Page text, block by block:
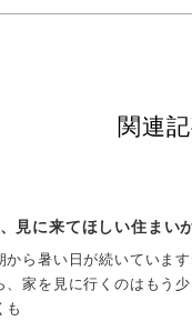
関連
見に来てほしい住まい
から暑い日が続いていま
、家を見に行くのはもう
も